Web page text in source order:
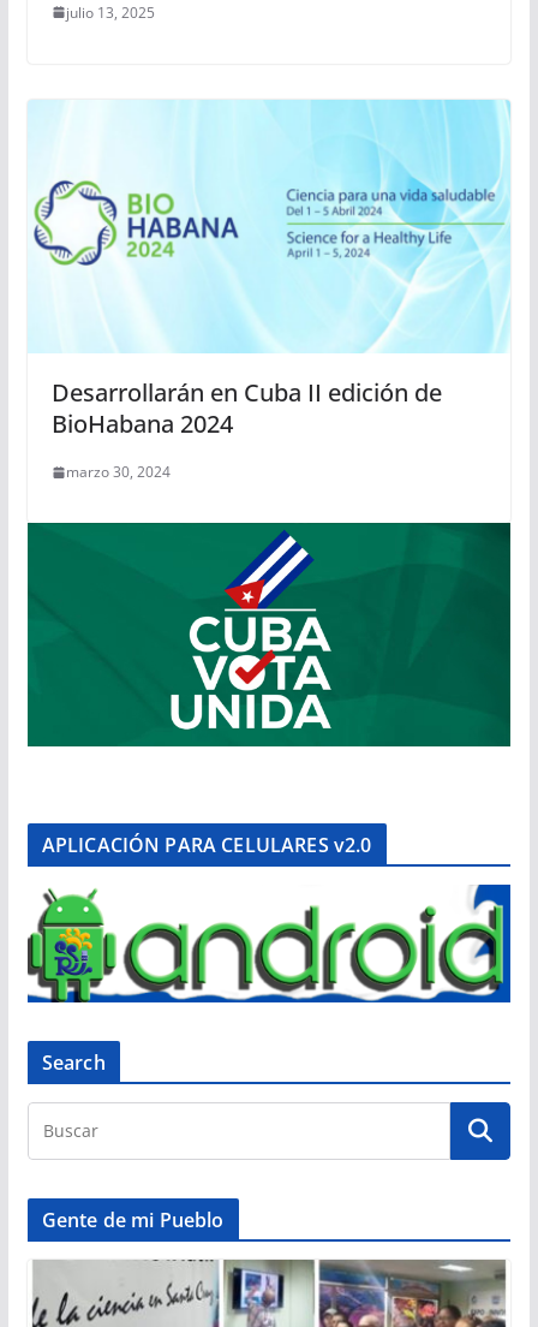
julio 13, 2025
Desarrollarán en Cuba II edición de
BioHabana 2024
marzo 30, 2024
APLICACIÓN PARA CELULARES v2.0
Search
Gente de mi Pueblo